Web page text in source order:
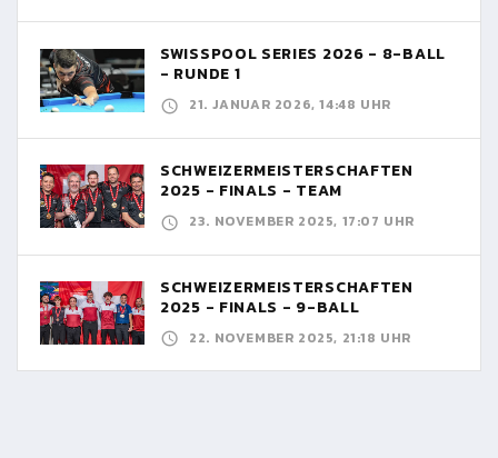
SWISSPOOL SERIES 2026 - 8-BALL
- RUNDE 1
21. JANUAR 2026, 14:48 UHR
SCHWEIZERMEISTERSCHAFTEN
2025 - FINALS - TEAM
23. NOVEMBER 2025, 17:07 UHR
SCHWEIZERMEISTERSCHAFTEN
2025 - FINALS - 9-BALL
22. NOVEMBER 2025, 21:18 UHR